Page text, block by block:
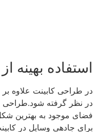
استفاده بهینه
در طراحی کابینت علاوه بر
در نظر گرفته
فضای موجود به بهترین
برای جادهی وسایل در